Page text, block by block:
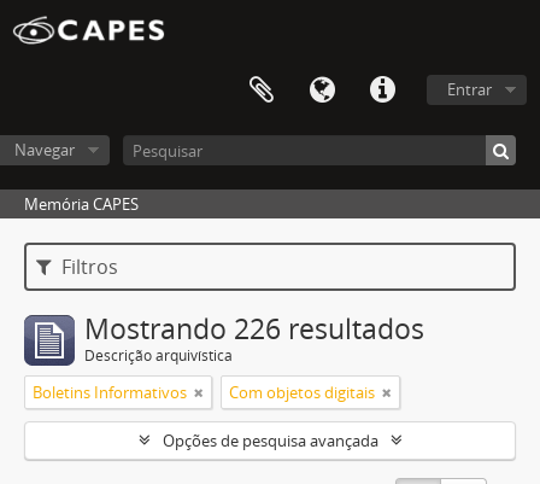
Entrar
Navegar
Memória CAPES
Filtros
Mostrando 226 resultados
Descrição arquivística
Boletins Informativos Com objetos digitais
Opções de pesquisa avançada